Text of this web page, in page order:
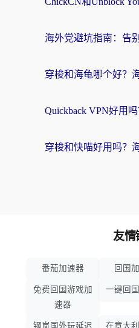
友情
番茄加速器 回国
免费回国游戏加
速器
一键回
钢岚国外玩延迟 在意大